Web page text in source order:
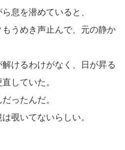
息を潜めていると、
うめき声止んで、元の静か
けるわけがなく、日が昇る
していた。
ったんだ。
覗いてないらしい。